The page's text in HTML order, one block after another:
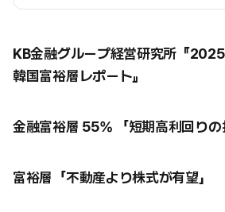
KB金融グループ経営研究所『2025
韓国富裕層レポート』
金融富裕層 55% 「短期高利回りの
富裕層「不動産より株式が有望」